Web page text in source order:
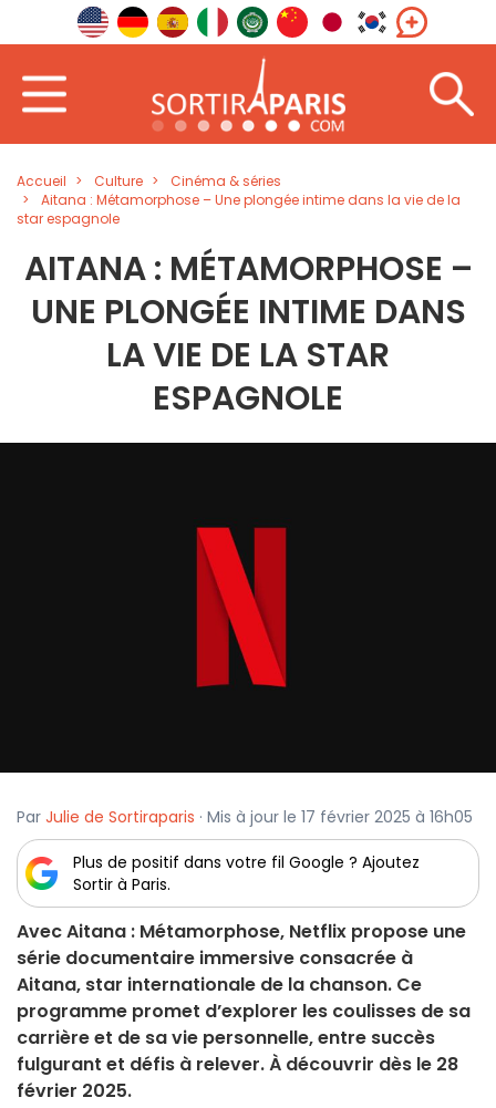
Accueil Culture
Cinéma & séries
Aitana : Métamorphose – Une plongée intime dans la vie de la
star espagnole
AITANA : MÉTAMORPHOSE –
UNE PLONGÉE INTIME DANS
LA VIE DE LA STAR
ESPAGNOLE
Par Julie de Sortiraparis · Mis à jour le 17 février 2025 à 16h05
Plus de positif dans votre fil Google ? Ajoutez
Sortir à Paris.
Avec Aitana : Métamorphose, Netflix propose une
série documentaire immersive consacrée à
Aitana, star internationale de la chanson. Ce
programme promet d’explorer les coulisses de sa
carrière et de sa vie personnelle, entre succès
fulgurant et défis à relever. À découvrir dès le 28
février 2025.